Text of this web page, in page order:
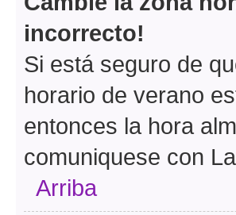
incorrecto!
Si está seguro de
horario de verano
entonces la hora
comuniquese con
Arriba